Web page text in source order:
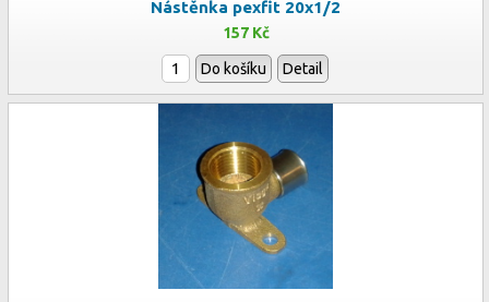
Nástěnka pexfit 20x1/2
157 Kč
Do košíku Detail